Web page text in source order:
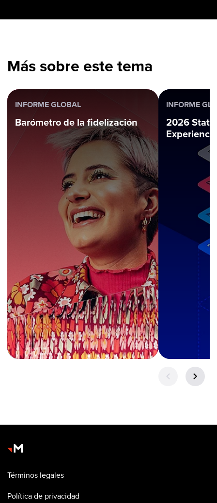
Más sobre este tema
INFORME GLOBAL
Barómetro de la fidelización
INFORME
2026
Términos legales
Política de privacidad